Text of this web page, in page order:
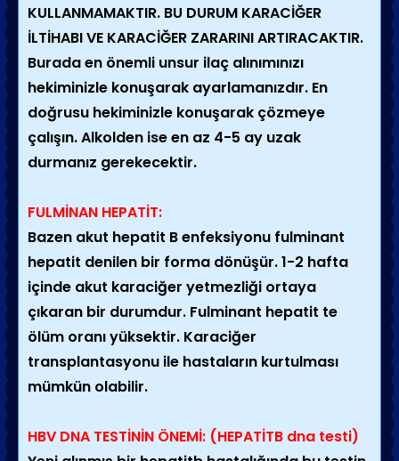
KULLANMAMAKTIR. BU DURUM KARACİĞER
İLTİHABI VE KARACİĞER ZARARINI ARTIRACAKTIR.
Burada en önemli unsur ilaç alınımınızı
hekiminizle konuşarak ayarlamanızdır. En
doğrusu hekiminizle konuşarak çözmeye
çalışın. Alkolden ise en az 4-5 ay uzak
durmanız gerekecektir.
FULMİNAN HEPATİT:
Bazen akut hepatit B enfeksiyonu fulminant
hepatit denilen bir forma dönüşür. 1-2 hafta
içinde akut karaciğer yetmezliği ortaya
çıkaran bir durumdur. Fulminant hepatit te
ölüm oranı yüksektir. Karaciğer
transplantasyonu ile hastaların kurtulması
mümkün olabilir.
HBV DNA TESTİNİN ÖNEMİ: (HEPATİTB dna testi)